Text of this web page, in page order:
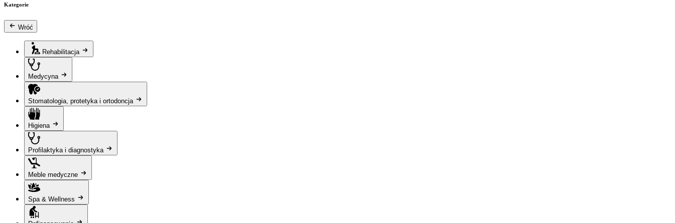
Kategorie
Wróć
Rehabilitacja
Medycyna
Stomatologia, protetyka i ortodoncja
Higiena
Profilaktyka i diagnostyka
Meble medyczne
Spa & Wellness